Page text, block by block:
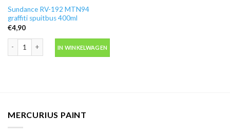
Sundance RV-192 MTN94
graffiti spuitbus 400ml
€4,90
IN WINKELWAGEN
MERCURIUS PAINT